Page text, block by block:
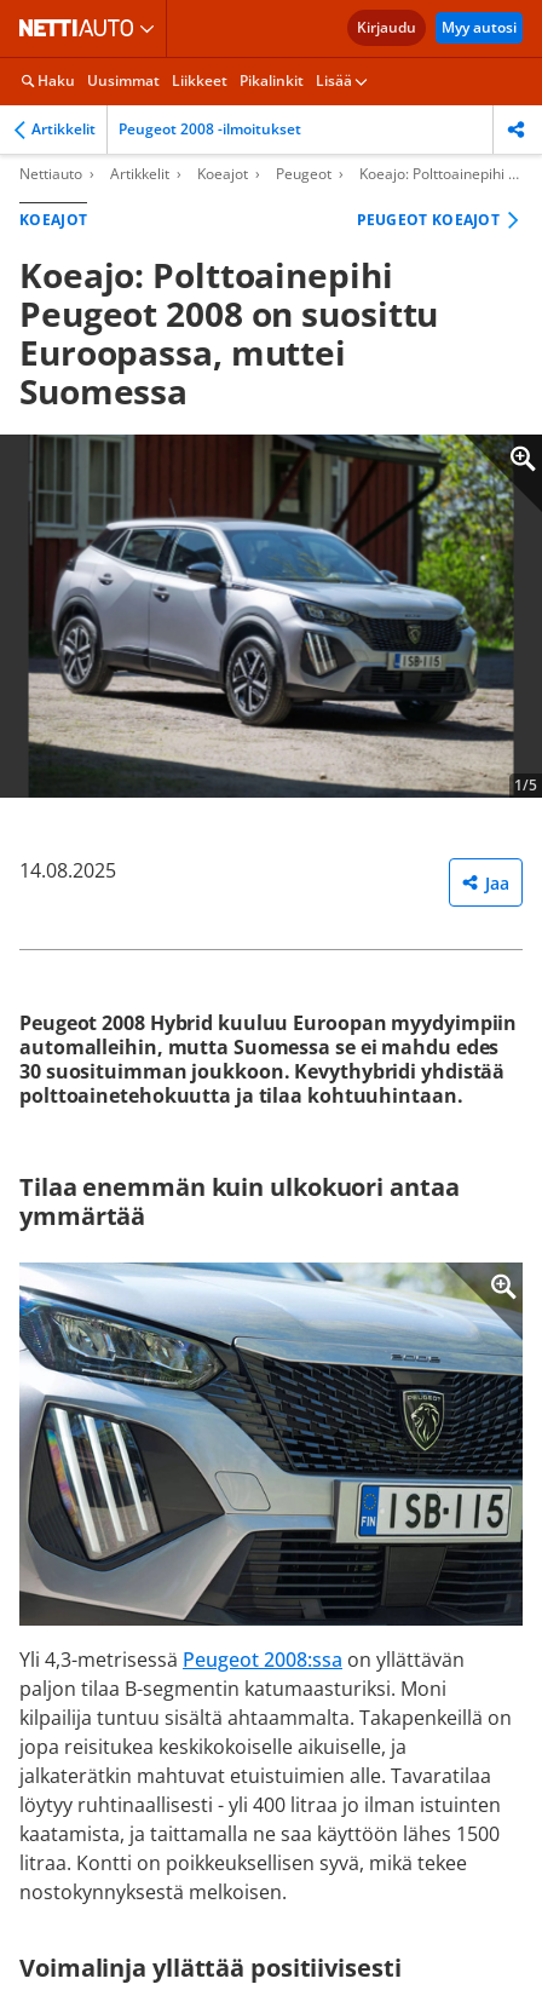
Kirjaudu Myy autosi
Haku Uusimmat Liikkeet Pikalinkit Lisää
Artikkelit Peugeot 2008 -ilmoitukset
Nettiauto Artikkelit Koeajot Peugeot Koeajo: Polttoainepihi Peugeot 2008 on suosittu Euroopassa, muttei Suomessa
KOEAJOT PEUGEOT KOEAJOT
Koeajo: Polttoainepihi
Peugeot 2008 on suosittu
Euroopassa, muttei
Suomessa
1/5
14.08.2025 Jaa
Peugeot 2008 Hybrid kuuluu Euroopan myydyimpiin
automalleihin, mutta Suomessa se ei mahdu edes
30 suosituimman joukkoon. Kevythybridi yhdistää
polttoainetehokuutta ja tilaa kohtuuhintaan.
Tilaa enemmän kuin ulkokuori antaa
ymmärtää
Yli 4,3-metrisessä Peugeot 2008:ssa on yllättävän
paljon tilaa B-segmentin katumaasturiksi. Moni
kilpailija tuntuu sisältä ahtaammalta. Takapenkeillä on
jopa reisitukea keskikokoiselle aikuiselle, ja
jalkaterätkin mahtuvat etuistuimien alle. Tavaratilaa
löytyy ruhtinaallisesti - yli 400 litraa jo ilman istuinten
kaatamista, ja taittamalla ne saa käyttöön lähes 1500
litraa. Kontti on poikkeuksellisen syvä, mikä tekee
nostokynnyksestä melkoisen.
Voimalinja yllättää positiivisesti